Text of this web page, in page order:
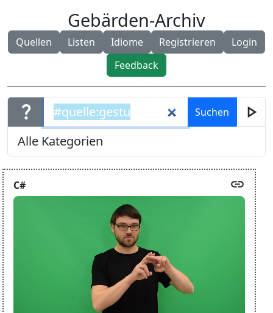
Gebärden-Archiv
Quellen Listen Idiome Registrieren
Login
Feedback
question_mark play_arrow
C# link